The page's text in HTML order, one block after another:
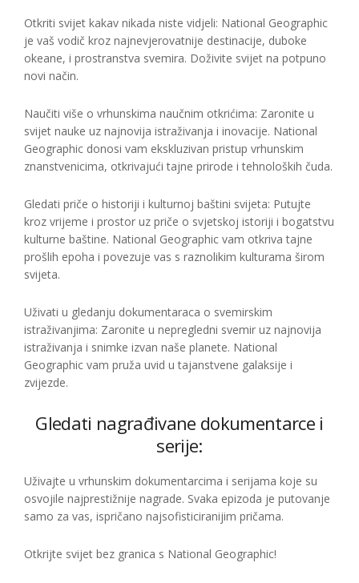
Otkriti svijet kakav nikada niste vidjeli: National Geographic
je vaš vodič kroz najnevjerovatnije destinacije, duboke
okeane, i prostranstva svemira. Doživite svijet na potpuno
novi način.
Naučiti više o vrhunskima naučnim otkrićima: Zaronite u
svijet nauke uz najnovija istraživanja i inovacije. National
Geographic donosi vam ekskluzivan pristup vrhunskim
znanstvenicima, otkrivajući tajne prirode i tehnoloških čuda.
Gledati priče o historiji i kulturnoj baštini svijeta: Putujte
kroz vrijeme i prostor uz priče o svjetskoj istoriji i bogatstvu
kulturne baštine. National Geographic vam otkriva tajne
prošlih epoha i povezuje vas s raznolikim kulturama širom
svijeta.
Uživati u gledanju dokumentaraca o svemirskim
istraživanjima: Zaronite u nepregledni svemir uz najnovija
istraživanja i snimke izvan naše planete. National
Geographic vam pruža uvid u tajanstvene galaksije i
zvijezde.
Gledati nagrađivane dokumentarce i
serije:
Uživajte u vrhunskim dokumentarcima i serijama koje su
osvojile najprestižnije nagrade. Svaka epizoda je putovanje
samo za vas, ispričano najsofisticiranijim pričama.
Otkrijte svijet bez granica s National Geographic!